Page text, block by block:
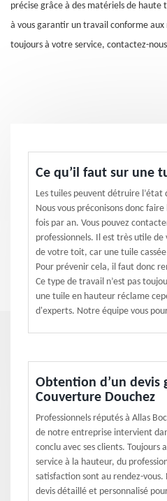
précise grâce à des matériels de haute
à vous garantir un travail conforme
toujours à votre service, contactez-
Ce qu’il faut sur une
Les tuiles peuvent détruire l’état
Nous vous préconisons donc
fois par an. Vous pouvez
professionnels. Il est très utile
de votre toit, car une tuile
Pour prévenir cela, il faut donc
Ce type de travail n’est pas
une tuile en hauteur réclame
d'experts. Notre équipe vous
Obtention d’un devis
Couverture Douchez
Professionnels réputés à Allas
de notre entreprise intervient
conclu avec ses clients. Toujours
service à la hauteur, du
satisfaction sont au rendez-vous.
devis détaillé et personnalisé